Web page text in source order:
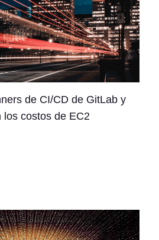
de CI/CD de GitLab y
costos de EC2